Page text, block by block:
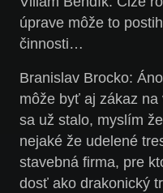
úprave môže to
činnosti…
Branislav Brocko:
môže byť aj zákaz
sa už stalo, myslím
nejaké že udelené
stavebná firma, pre
dosť ako drakonický